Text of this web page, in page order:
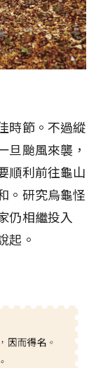
時節。不過縱
旦颱風來襲，
順利前往龜山
。研究烏龜怪
仍相繼投入
起。